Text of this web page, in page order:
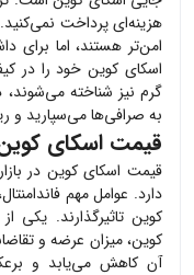
هزینه‌ای پرداخت
امن‌تر هستند، اما برای
اسکای کوینخود را در
گرم نیز شناخته می‌شوند،
به صرافی‌ها می‌سپارید و
قیمت اسکای
قیمت اسکای کوین در
دارد. عوامل مهم
کوین تاثیرگذارند. یکی
کوین، میزان عرضه و
آن کاهش می‌یابد و